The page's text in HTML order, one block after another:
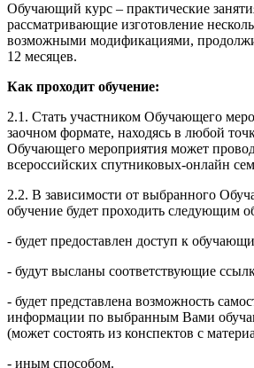
Обучающий курс – практические
рассматривающие изготовление
возможными модификациями,
12 месяцев.
Как проходит обучение:
2.1. Стать участником Обучающего
заочном формате, находясь в любой
Обучающего мероприятия может
всероссийских спутниковых-онлайн
2.2. В зависимости от выбранного
обучение будет проходить следующим
- будет предоставлен доступ к
- будут высланы соответствующие
- будет представлена возможность
информации по выбранным Вами
(может состоять из конспектов с
- иным способом.